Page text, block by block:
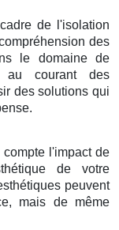
cadrede l'isolation
des
le domainede
au courantdes
dessolutions qui
.
comptel'impactde
de votre
peuvent
, mais de même